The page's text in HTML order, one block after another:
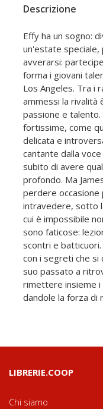
Descrizione
Effy ha un sogno:
un'estate
avverarsi:
forma i giovani
Los Angeles. Tra i
ammessi la rivalità
passione e talento.
fortissime, come
delicata e
cantante dalla
subito di avere
profondo. Ma
perdere occasione
intravedere, sotto
cui è impossibile
sono faticose:
scontri e
con i segreti che si
suo passato a
rimettere insieme
dandole la forza di
LIBRERIE.COOP
Chi siamo